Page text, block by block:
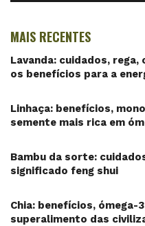
MAIS RECENTES
Lavanda: cuidados,
os benefícios para a
Linhaça: benefícios,
semente mais rica em
Bambu da sorte:
significado feng shui
Chia: benefícios, ómega-
superalimento das